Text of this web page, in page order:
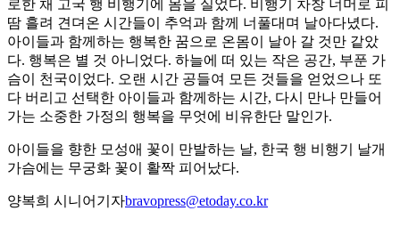
로한 채 고국 행 비행기에 몸을 실었다. 비행기 차창 너머로 피
땀 흘려 견뎌온 시간들이 추억과 함께 너풀대며 날아다녔다.
아이들과 함께하는 행복한 꿈으로 온몸이 날아 갈 것만 같았
다. 행복은 별 것 아니었다. 하늘에 떠 있는 작은 공간, 부푼 가
슴이 천국이었다. 오랜 시간 공들여 모든 것들을 얻었으나 또
다 버리고 선택한 아이들과 함께하는 시간, 다시 만나 만들어
가는 소중한 가정의 행복을 무엇에 비유한단 말인가.
아이들을 향한 모성애 꽃이 만발하는 날, 한국 행 비행기 날개
가슴에는 무궁화 꽃이 활짝 피어났다.
양복희 시니어기자bravopress@etoday.co.kr